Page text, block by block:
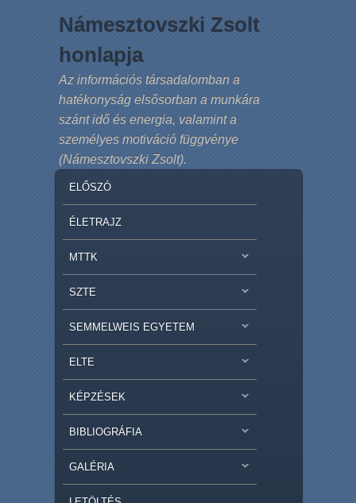
Námesztovszki Zsolt
honlapja
Az információs társadalomban a
hatékonyság elsősorban a munkára
szánt idő és energia, valamint a
személyes motiváció függvénye
(Námesztovszki Zsolt).
SKIP TO PRIMARY CONTENT
SKIP TO SECONDARY CONTENT
ELŐSZÓ
ÉLETRAJZ
MTTK
SZTE
SEMMELWEIS EGYETEM
ELTE
KÉPZÉSEK
BIBLIOGRÁFIA
GALÉRIA